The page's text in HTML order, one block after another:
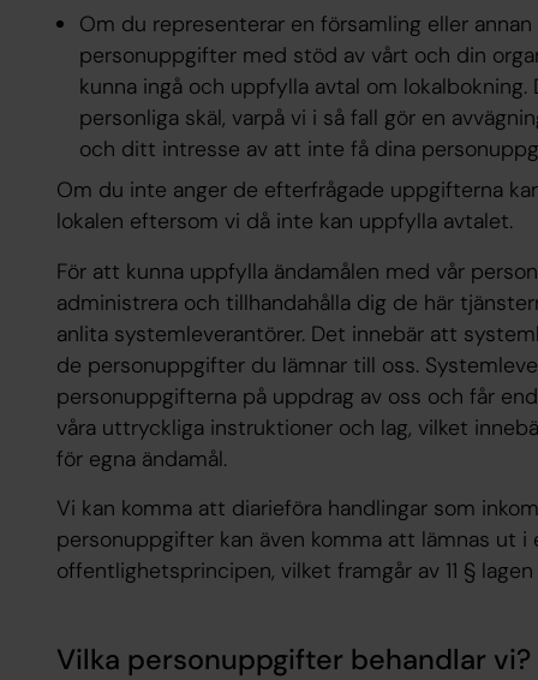
Om du representerar en församling eller
personuppgifter med stöd av vårt och din
kunna ingå och uppfylla avtal om
personliga skäl, varpå vi i så fall gör en
och ditt intresse av att inte få dina
Om du inte anger de efterfrågade uppgifterna
lokalen eftersom vi då inte kan uppfylla avtalet.
För att kunna uppfylla ändamålen med vår
administrera och tillhandahålla dig de här
anlita systemleverantörer. Det innebär att
de personuppgifter du lämnar till oss.
personuppgifterna på uppdrag av oss och får
våra uttryckliga instruktioner och lag, vilket
för egna ändamål.
Vi kan komma att diarieföra handlingar som
personuppgifter kan även komma att lämnas ut
offentlighetsprincipen, vilket framgår av 11 §
Vilka personuppgifter behandlar vi?